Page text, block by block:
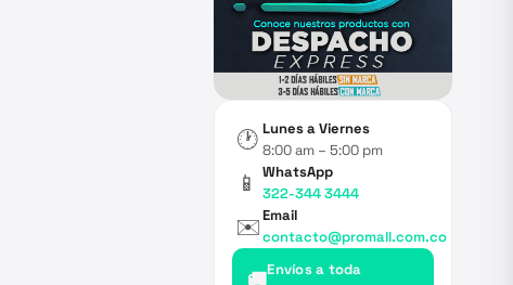
🕐 Lunes a Viernes
8:00 am – 5:00 pm
📱
WhatsApp
322-344 3444
✉️Email
contacto@promall.com.co
🚚Envíos a toda